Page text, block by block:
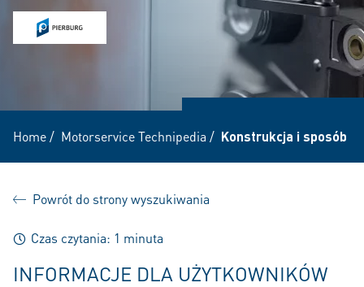
Home/ Motorservice Technipedia / Konstrukcja i sposób
Powrót do strony wyszukiwania
Czas czytania: 1 minuta
INFORMACJE DLA UŻYTKOWNIKÓW